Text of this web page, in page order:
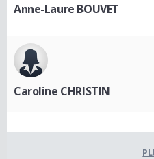
Anne-Laure BOUVET
Caroline CHRISTIN